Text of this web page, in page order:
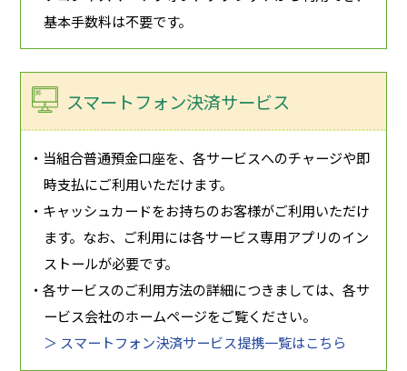
基本手数料は不要です。
スマートフォン決済サービス
・当組合普通預金口座を、各サービスへのチャージや即
時支払にご利用いただけます。
・キャッシュカードをお持ちのお客様がご利用いただけ
ます。なお、ご利用には各サービス専用アプリのイン
ストールが必要です。
・各サービスのご利用方法の詳細につきましては、各サ
ービス会社のホームページをご覧ください。
＞ スマートフォン決済サービス提携一覧はこちら